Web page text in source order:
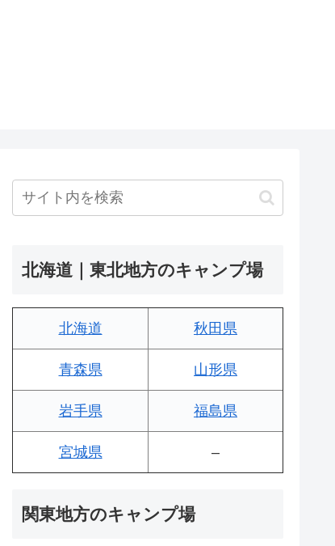
北海道｜東北地方のキャンプ場
北海道 秋田県
青森県 山形県
岩手県 福島県
宮城県 –
関東地方のキャンプ場